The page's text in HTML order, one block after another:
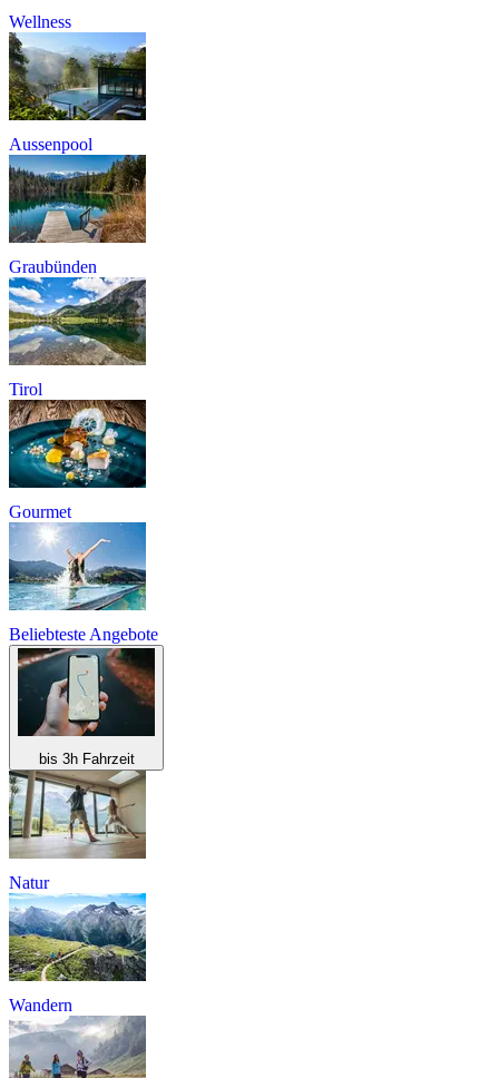
Wellness
Aussenpool
Graubünden
Tirol
Gourmet
Beliebteste Angebote
bis 3h Fahrzeit
Natur
Wandern